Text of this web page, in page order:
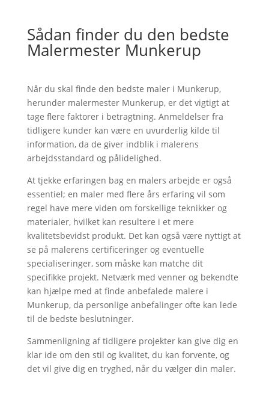
Sådan finder du den bedste
Malermester Munkerup
Når du skal finde den bedste maler i Munkerup,
herunder malermester Munkerup, er det vigtigt at
tage flere faktorer i betragtning. Anmeldelser fra
tidligere kunder kan være en uvurderlig kilde til
information, da de giver indblik i malerens
arbejdsstandard og pålidelighed.
At tjekke erfaringen bag en malers arbejde er også
essentiel; en maler med flere års erfaring vil som
regel have mere viden om forskellige teknikker og
materialer, hvilket kan resultere i et mere
kvalitetsbevidst produkt. Det kan også være nyttigt at
se på malerens certificeringer og eventuelle
specialiseringer, som måske kan matche dit
specifikke projekt. Netværk med venner og bekendte
kan hjælpe med at finde anbefalede malere i
Munkerup, da personlige anbefalinger ofte kan lede
til de bedste beslutninger.
Sammenligning af tidligere projekter kan give dig en
klar ide om den stil og kvalitet, du kan forvente, og
det vil give dig en tryghed, når du vælger din maler.